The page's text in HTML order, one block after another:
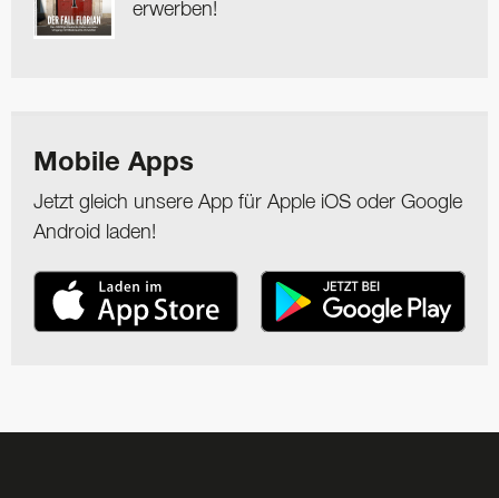
erwerben!
Mobile Apps
Jetzt gleich unsere App für Apple iOS oder Google
Android laden!